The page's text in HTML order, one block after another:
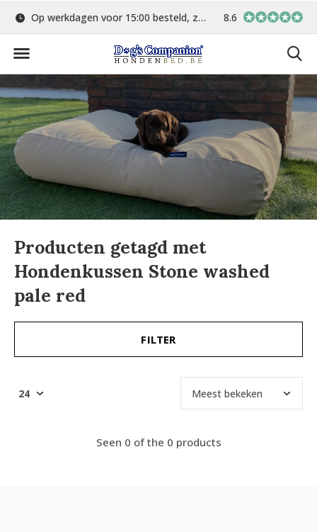
Op werkdagen voor 15:00 besteld, zelfde dag verstuurd Gratis verzending
8.6
Producten getagd met
Hondenkussen Stone washed
pale red
FILTER
Seen 0 of the 0 products